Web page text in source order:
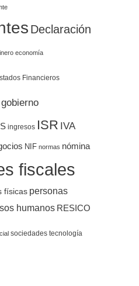
Declaración
economía
Financieros
gobierno
ingresos ISR IVA
NIF normas nómina
fiscales
físicas personas
humanos RESICO
sociedades tecnología